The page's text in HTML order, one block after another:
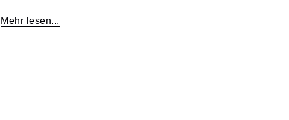
Mehr lesen...